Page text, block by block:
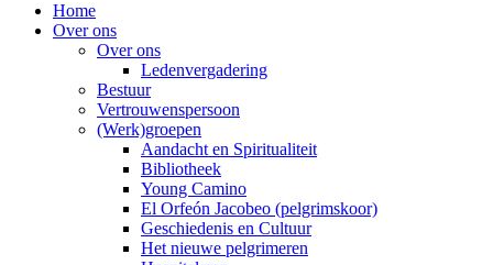
Home
Over ons
Over ons
Ledenvergadering
Bestuur
Vertrouwenspersoon
(Werk)groepen
Aandacht en Spiritualiteit
Bibliotheek
Young Camino
El Orfeón Jacobeo (pelgrimskoor)
Geschiedenis en Cultuur
Het nieuwe pelgrimeren